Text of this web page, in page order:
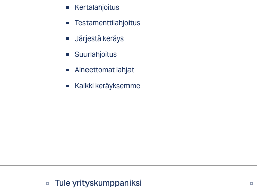
Kertalahjoitus
Testamenttilahjoitus
Järjestä keräys
Suurlahjoitus
Aineettomat lahjat
Kaikki keräyksemme
Tule yrityskumppaniksi